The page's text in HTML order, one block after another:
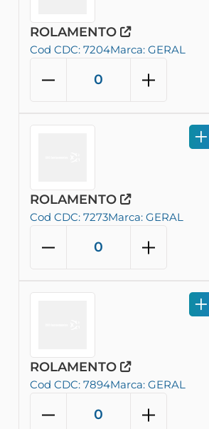
ROLAMENTO
Cod CDC: 7204Marca: GERAL
ROLAMENTO
Cod CDC: 7273Marca: GERAL
ROLAMENTO
Cod CDC: 7894Marca: GERAL